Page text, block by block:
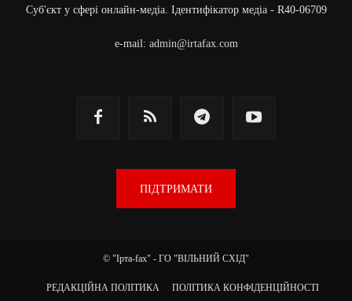
Cуб'єкт у сфері онлайн-медіа. Ідентифікатор медіа - R40-06709
e-mail: admin@irtafax.com
ПІДТРИМАТИ
© "Ірта-fax" - ГО "ВІЛЬНИЙ СХІД"
РЕДАКЦІЙНА ПОЛІТИКА ПОЛІТИКА КОНФІДЕНЦІЙНОСТІ